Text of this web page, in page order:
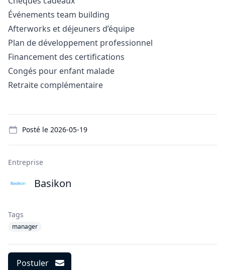
Événements team building
Afterworks et déjeuners d’équipe
Plan de développement professionnel
Financement des certifications
Congés pour enfant malade
Retraite complémentaire
Posté le 2026-05-19
Entreprise
Basikon
Tags
manager
Postuler